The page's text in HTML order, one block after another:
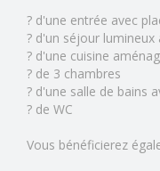
? d'une entrée avec
? d'un séjour
? d'une cuisine
? de 3 chambres
? d'une salle de bains
? de WC
Vous bénéficierez